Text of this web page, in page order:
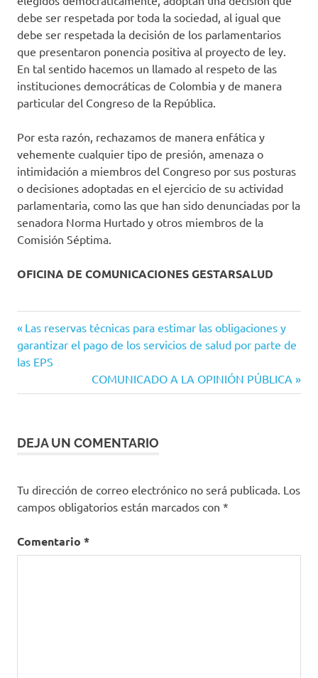
debe ser respetada por toda la sociedad, al igual que
debe ser respetada la decisión de los parlamentarios
que presentaron ponencia positiva al proyecto de ley.
En tal sentido hacemos un llamado al respeto de las
instituciones democráticas de Colombia y de manera
particular del Congreso de la República.
Por esta razón, rechazamos de manera enfática y
vehemente cualquier tipo de presión, amenaza o
intimidación a miembros del Congreso por sus posturas
o decisiones adoptadas en el ejercicio de su actividad
parlamentaria, como las que han sido denunciadas por la
senadora Norma Hurtado y otros miembros de la
Comisión Séptima.
OFICINA DE COMUNICACIONES GESTARSALUD
eps
Ministerio
Organizacion
salud
Navegación
de
entradas
Entrada
anterior:
Las reservas técnicas para estimar las obligaciones y
garantizar el pago de los servicios de salud por parte de
las EPS
Siguiente
entrada:
COMUNICADO A LA OPINIÓN PÚBLICA
DEJA UN COMENTARIO
Tu dirección de correo electrónico no será publicada. Los
campos obligatorios están marcados con *
Comentario *